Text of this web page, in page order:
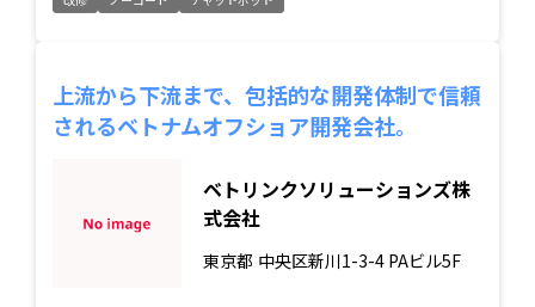
上流から下流まで、包括的な開発体制で信頼
されるベトナムオフショア開発会社。
ベトリンクソリューションズ株
式会社
東京都 中央区新川1-3-4 PAビル5F